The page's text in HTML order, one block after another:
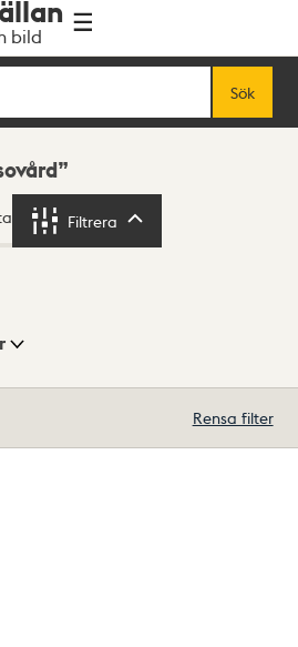
bild
Sök
Filtrera
Rensa filter